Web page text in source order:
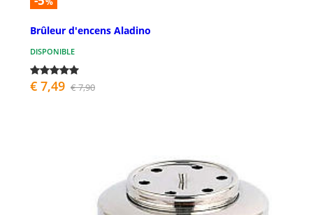
Brûleur d'encens Aladino
DISPONIBLE
€ 7,49 € 7,90